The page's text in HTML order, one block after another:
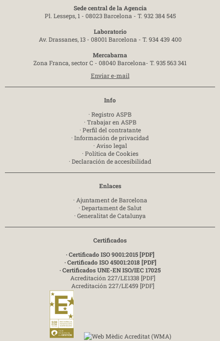
Sede central de la Agencia
Pl. Lesseps, 1 - 08023 Barcelona - T. 932 384 545
Laboratorio
Av. Drassanes, 13 - 08001 Barcelona - T. 934 439 400
Mercabarna
Zona Franca, sector C - 08040 Barcelona- T. 935 563 341
Enviar e-mail
Info
· Registro ASPB
· Trabajar en ASPB
· Perfil del contratante
· Información de privacidad
· Aviso legal
· Política de Cookies
· Declaración de accesibilidad
Enlaces
· Ajuntament de Barcelona
· Departament de Salut
· Generalitat de Catalunya
Certificados
· Certificado ISO 9001:2015 [PDF]
· Certificado ISO 45001:2018 [PDF]
· Certificados UNE-EN ISO/IEC 17025
Acreditación 227/LE1338 [PDF]
Acreditación 227/LE459 [PDF]